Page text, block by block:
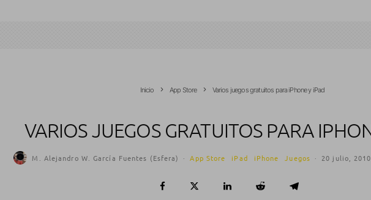
Inicio App Store Varios juegos gratuitos para iPhone y iPad
VARIOS JUEGOS GRATUITOS PARA
M. Alejandro W. García Fuentes (Esfera) · App Store iPad iPhone Juegos · 20 julio, 2010